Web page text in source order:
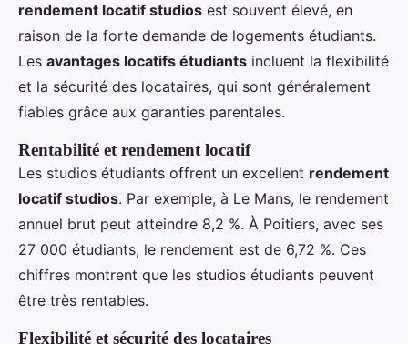
rendement locatif studios est souvent élevé, en
raison de la forte demande de logements étudiants.
Les avantages locatifs étudiants incluent la flexibilité
et la sécurité des locataires, qui sont généralement
fiables grâce aux garanties parentales.
Rentabilité et rendement locatif
Les studios étudiants offrent un excellent rendement
locatif studios. Par exemple, à Le Mans, le rendement
annuel brut peut atteindre 8,2 %. À Poitiers, avec ses
27 000 étudiants, le rendement est de 6,72 %. Ces
chiffres montrent que les studios étudiants peuvent
être très rentables.
Flexibilité et sécurité des locataires